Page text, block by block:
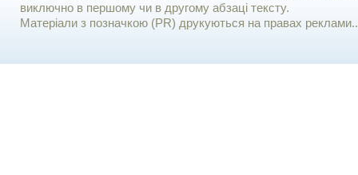
виключно в першому чи в другому абзаці тексту.
Матеріали з позначкою (PR) друкуються на правах реклами..